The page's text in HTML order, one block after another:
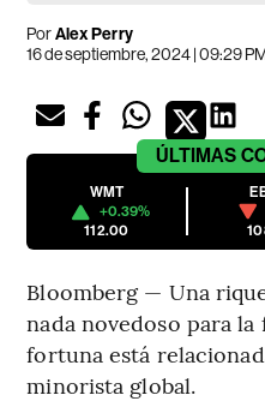
PorAlex Perry
16 de septiembre, 2024 | 09:29
ÚLTIMAS
WMT
+0.39%
112.00
Bloomberg — Una
nada novedoso para
fortuna está
minorista global.